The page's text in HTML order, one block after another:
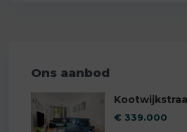
Ons aanbod
€ 339.000